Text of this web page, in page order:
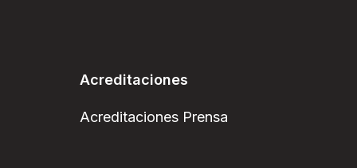
Acreditaciones
Acreditaciones Prensa